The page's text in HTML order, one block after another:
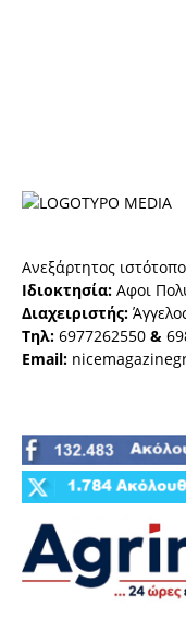
Ανεξάρτητος
Ιδιοκτησία: Αφοι
Διαχειριστής:
Τηλ: 6977262550 &
Email: